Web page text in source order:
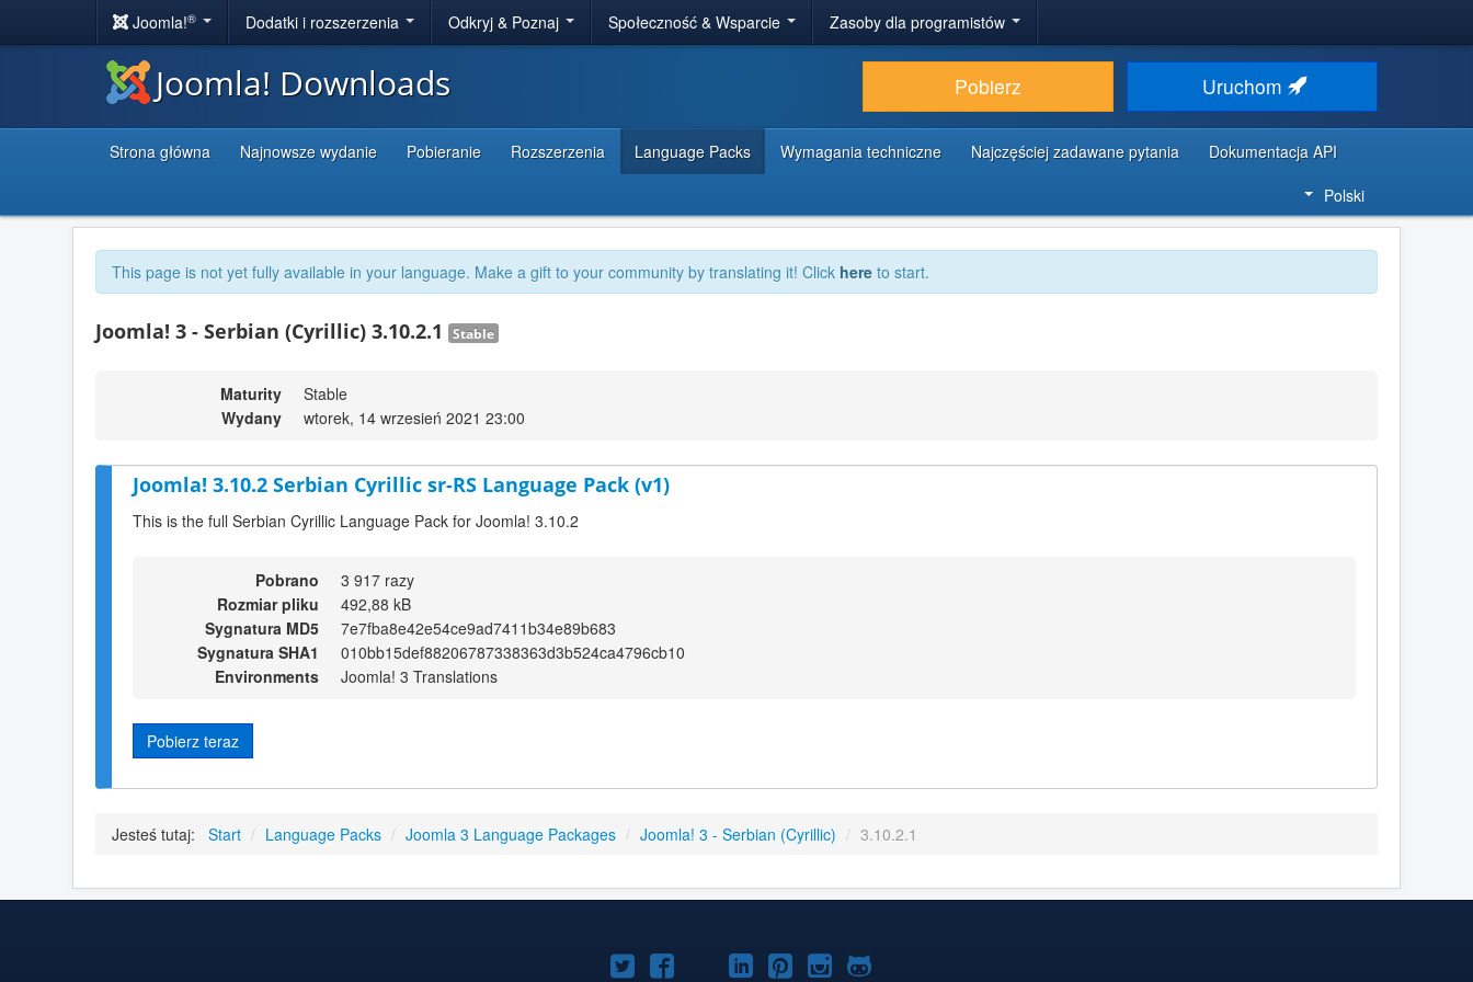
Joomla!® Dodatki i rozszerzenia Odkryj & Poznaj Społeczność & Wsparcie Zasoby dla programistów
Joomla! Downloads Pobierz Uruchom
Strona główna Najnowsze wydanie Pobieranie Rozszerzenia Language Packs Wymagania techniczne Najczęściej zadawane pytania
Dokumentacja API
Polski
This page is not yet fully available in your language. Make a gift to your community by translating it! Click here to start.
Joomla! 3 - Serbian (Cyrillic) 3.10.2.1 Stable
Maturity
Stable
Wydany
wtorek, 14 wrzesień 2021 23:00
Joomla! 3.10.2 Serbian Cyrillic sr-RS Language Pack (v1)
This is the full Serbian Cyrillic Language Pack for Joomla! 3.10.2
Pobrano
3 917 razy
Rozmiar pliku
492,88 kB
Sygnatura MD5
7e7fba8e42e54ce9ad7411b34e89b683
Sygnatura SHA1
010bb15def88206787338363d3b524ca4796cb10
Environments
Joomla! 3 Translations
Pobierz teraz
Jesteś tutaj: Start / Language Packs / Joomla 3 Language Packages / Joomla! 3 - Serbian (Cyrillic) / 3.10.2.1
Joomla!Joomla!Joomla!
Joomla!Joomla!
Joomla!Joomla!